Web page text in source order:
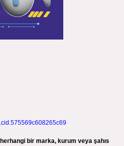
bir marka, kurum veya şahıs